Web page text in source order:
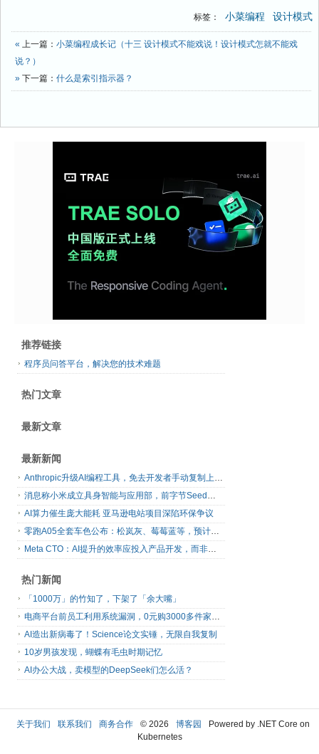
标签： 小菜编程 设计模式
« 上一篇： 小菜编程成长记（十三 设计模式不能戏说！设计模式怎就不能戏
说？）
» 下一篇： 什么是索引指示器？
推荐链接
程序员问答平台，解决您的技术难题
热门文章
最新文章
最新新闻
Anthropic升级AI编程工具，免去开发者手动复制上下文
消息称小米成立具身智能与应用部，前字节Seed孔涛挂帅
AI算力催生庞大能耗 亚马逊电站项目深陷环保争议
零跑A05全套车色公布：松岚灰、莓莓蓝等，预计明日上市
Meta CTO：AI提升的效率应投入产品开发，而非增加休假
热门新闻
「1000万」的竹知了，下架了「余大嘴」
电商平台前员工利用系统漏洞，0元购3000多件家电！
AI造出新病毒了！Science论文实锤，无限自我复制
10岁男孩发现，蝴蝶有毛虫时期记忆
AI办公大战，卖模型的DeepSeek们怎么活？
关于我们 联系我们 商务合作 © 2026 博客园
Powered by .NET Core on
Kubernetes